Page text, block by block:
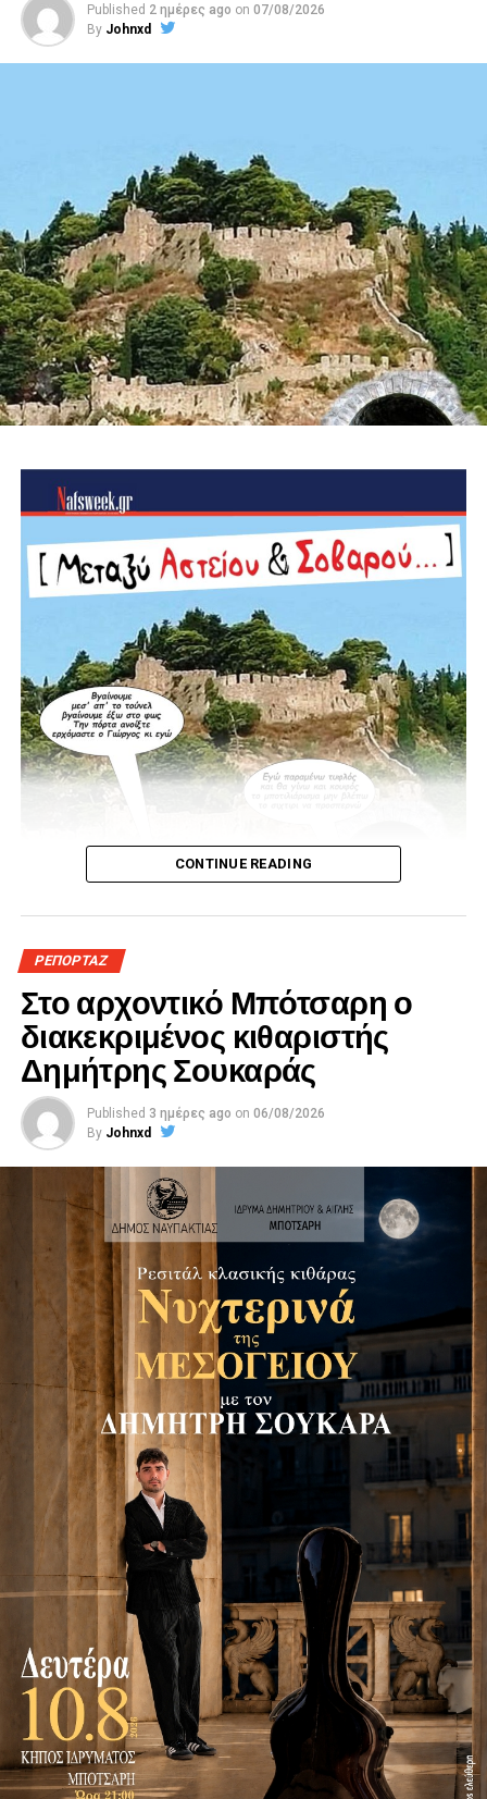
Published 2 ημέρες ago on 07/08/2026
By Johnxd
CONTINUE READING
ΡΕΠΟΡΤΑΖ
Στο αρχοντικό Μπότσαρη ο
διακεκριμένος κιθαριστής
Δημήτρης Σουκαράς
Published 3 ημέρες ago on 06/08/2026
By Johnxd